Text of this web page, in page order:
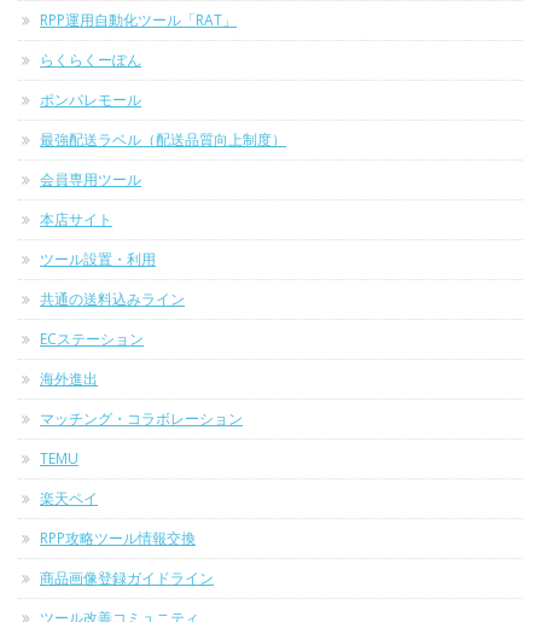
RPP運用自動化ツール「RAT」
らくらくーぽん
ポンパレモール
最強配送ラベル（配送品質向上制度）
会員専用ツール
本店サイト
ツール設置・利用
共通の送料込みライン
ECステーション
海外進出
マッチング・コラボレーション
TEMU
楽天ペイ
RPP攻略ツール情報交換
商品画像登録ガイドライン
ツール改善コミュニティ